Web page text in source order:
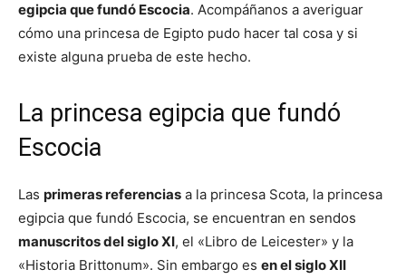
egipcia que fundó Escocia. Acompáñanos a averiguar
cómo una princesa de Egipto pudo hacer tal cosa y si
existe alguna prueba de este hecho.
La princesa egipcia que fundó
Escocia
Las primeras referencias a la princesa Scota, la princesa
egipcia que fundó Escocia, se encuentran en sendos
manuscritos del siglo XI, el «Libro de Leicester» y la
«Historia Brittonum». Sin embargo es en el siglo XII